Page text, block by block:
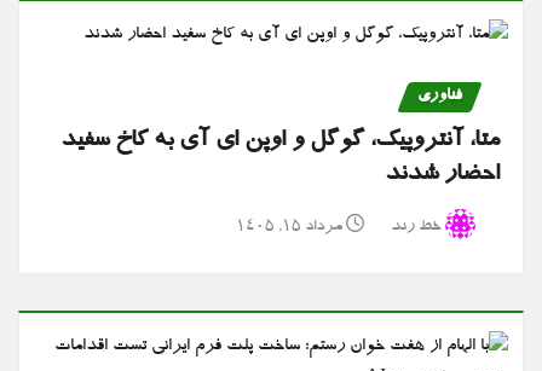
فناوری
متا، آنتروپیک، گوگل و اوپن ای آی به کاخ سفید
احضار شدند
خط رند مرداد ۱۵, ۱۴۰۵